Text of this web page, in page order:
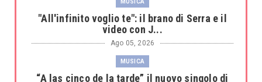
"All'infinito voglio te": il brano di Serra e il
video con J...
Ago 05, 2026
MUSICA
“A las çinco de la tarde” il nuovo singolo di